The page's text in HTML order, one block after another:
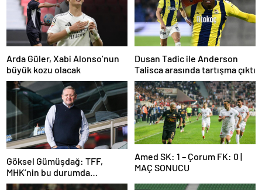
Arda Güler, Xabi Alonso’nun
büyük kozu olacak
Dusan Tadic ile Anderson
Talisca arasında tartışma çıktı
Göksel Gümüşdağ: TFF,
MHK’nin bu durumda
olmasının sorumlusudur
Amed SK: 1 – Çorum FK: 0 |
MAÇ SONUCU